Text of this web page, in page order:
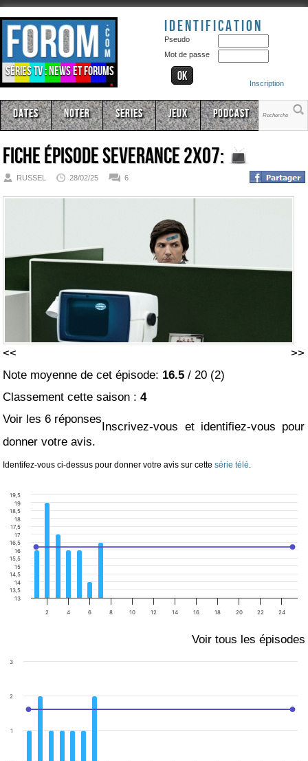
Séries TV : news et forums
Identification
Pseudo
Mot de passe
Inscription
Dates Noter Series Jeux Podcast
Fiche épisodeSeverance 2x07:
RUSSEL 28/02/25 6
<<
>>
Note moyenne de cet épisode: 16.5 / 20 (2)
Classement cette saison :4
Voir les 6 réponses
Inscrivez-vous et identifiez-vous pour
donner votre avis.
Identifez-vous ci-dessus pour donner votre avis sur cettesérie télé
2 4 6 8 10 12 14 16 18 20 22 24
13
13,5
14
14,5
15
15,5
16
16,5
17
17,5
18
18,5
19
19,5
Voir tous les épisodes
1
2
3